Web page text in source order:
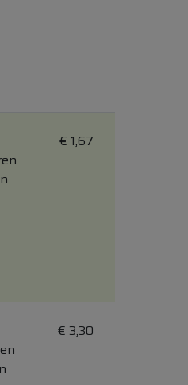
€ 1,67
€ 3,30